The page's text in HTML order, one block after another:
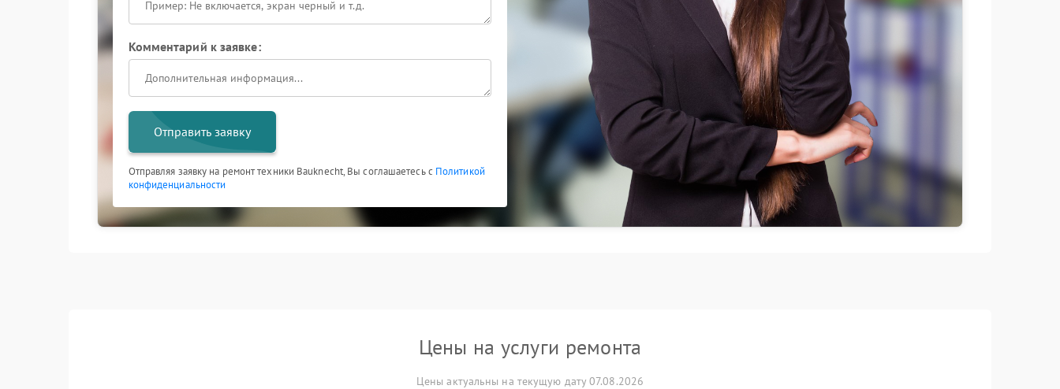
Комментарий к заявке:
Отправить заявку
Отправляя заявку на ремонт техники Bauknecht, Вы соглашаетесь с Политикой
конфиденциальности
Цены на услуги ремонта
Цены актуальны на текущую дату 07.08.2026